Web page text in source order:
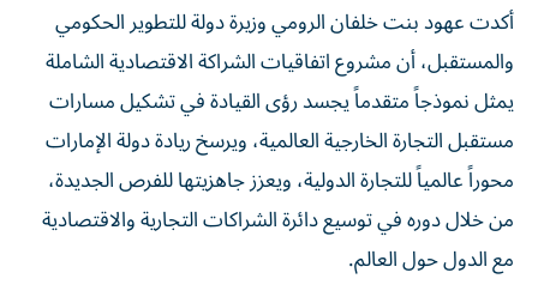
أكدت عهود بنت خلفان الرومي وزيرة دولة للتطوير الحكومي
والمستقبل، أن مشروع اتفاقيات الشراكة الاقتصادية الشاملة
يمثل نموذجاً متقدماً يجسد رؤى القيادة في تشكيل مسارات
مستقبل التجارة الخارجية العالمية، ويرسخ ريادة دولة الإمارات
محوراً عالمياً للتجارة الدولية، ويعزز جاهزيتها للفرص الجديدة،
من خلال دوره في توسيع دائرة الشراكات التجارية والاقتصادية
مع الدول حول العالم.